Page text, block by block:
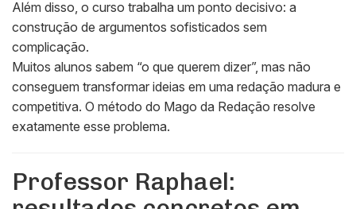
Além disso, o curso trabalha um ponto decisivo: a
construção de argumentos sofisticados sem
complicação.
Muitos alunos sabem “o que querem dizer”, mas não
conseguem transformar ideias em uma redação madura e
competitiva. O método do Mago da Redação resolve
exatamente esse problema.
Professor Raphael: